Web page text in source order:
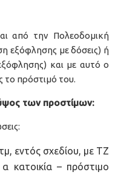
από την Πολεοδομική
εξόφλησης με δόσεις) ή
και με αυτό ο
το πρόστιμό του.
ύψος των προστίμων:
εντός σχεδίου, με ΤΖ
κατοικία – πρόστιμο